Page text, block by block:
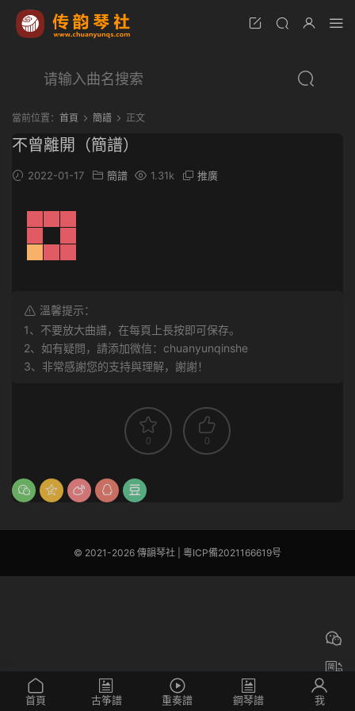
當前位置： 首頁 簡譜 正文
不曾離開（簡譜）
2022-01-17 簡譜 1.31k 推廣
溫馨提示：
1、不要放大曲譜，在每頁上長按即可保存。
2、如有疑問，請添加微信：chuanyunqinshe
3、非常感謝您的支持與理解，謝謝！
0 0
© 2021-2026 傳韻琴社 | 粵ICP備2021166619号
首頁 古筝譜 重奏譜 鋼琴譜 我